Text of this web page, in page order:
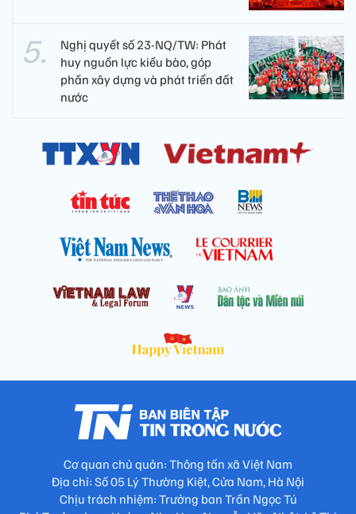
Nghị quyết số 23-NQ/TW: Phát
huy nguồn lực kiều bào, góp
phần xây dựng và phát triển đất
nước
Cơ quan chủ quản: Thông tấn xã Việt Nam
Địa chỉ: Số 05 Lý Thường Kiệt, Cửa Nam, Hà Nội
Chịu trách nhiệm: Trưởng ban Trần Ngọc Tú